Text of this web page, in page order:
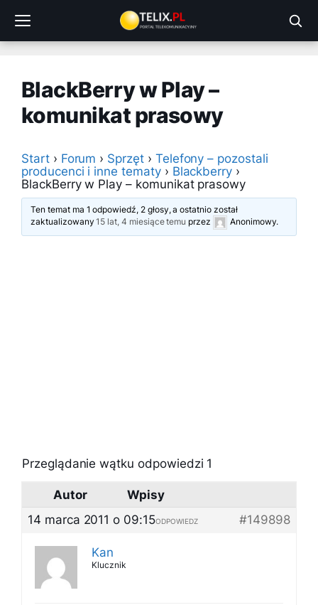
treści
BlackBerry w Play –
komunikat prasowy
Start › Forum › Sprzęt › Telefony – pozostali
producenci i inne tematy › Blackberry ›
BlackBerry w Play – komunikat prasowy
Ten temat ma 1 odpowiedź, 2 głosy, a ostatnio został
zaktualizowany15 lat, 4 miesiące temu przez Anonimowy.
Przeglądanie wątku odpowiedzi 1
Autor
Wpisy
14 marca 2011 o 09:15
#149898
ODPOWIEDZ
Kan
Klucznik